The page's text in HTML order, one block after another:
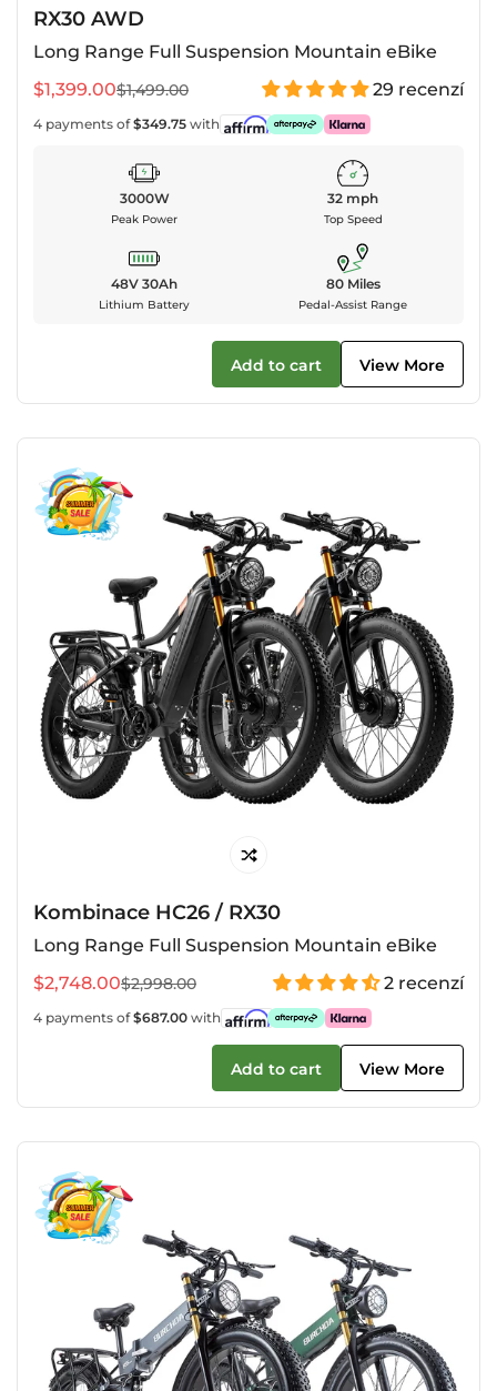
RX30 AWD
Long Range Full Suspension Mountain eBike
Prodejní
cena
$1,399.00
Běžná
cena
$1,499.00 29 recenzí
4 payments of$349.75 with
3000W
Peak Power
32 mph
Top Speed
48V 30Ah
Lithium Battery
80 Miles
Pedal-Assist Range
Add to cart View More
Kombinace HC26 / RX30
Long Range Full Suspension Mountain eBike
Prodejní
cena
$2,748.00
Běžná
cena
$2,998.00 2 recenzí
4 payments of$687.00 with
Add to cart View More